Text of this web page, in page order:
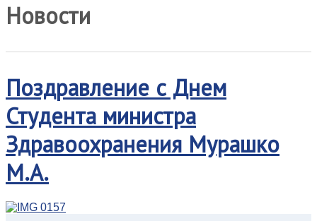
Новости
Поздравление с Днем
Студента министра
Здравоохранения Мурашко
М.А.